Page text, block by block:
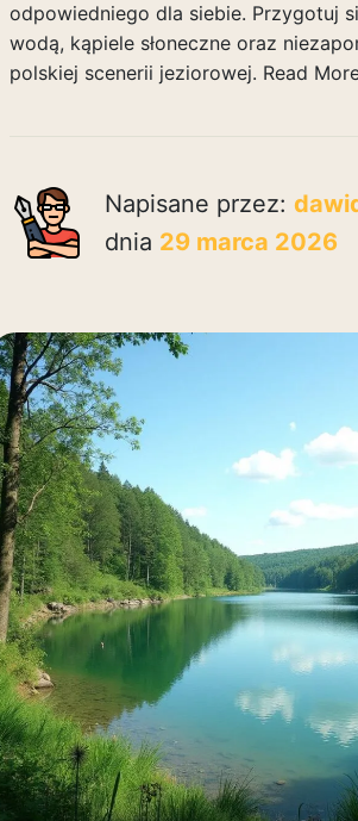
odpowiedniego dla siebie. Przygotuj
wodą, kąpiele słoneczne oraz
polskiej scenerii jeziorowej. Read
Napisane przez:
dnia 29 marca 2026